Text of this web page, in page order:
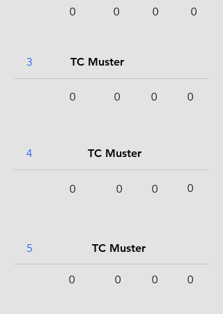
0 0 0
3 TC Muster
0
0 0 0 0
4 TC Muster
0 0 0 0
5 TC Muster
0 0 0 0